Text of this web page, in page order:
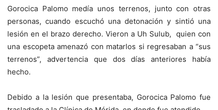
Gorocica Palomo medía unos terrenos, junto con otras
personas, cuando escuchó una detonación y sintió una
lesión en el brazo derecho. Vieron a Uh Sulub, quien con
una escopeta amenazó con matarlos si regresaban a “sus
terrenos”, advertencia que dos días anteriores había
hecho.
Debido a la lesión que presentaba, Gorocica Palomo fue